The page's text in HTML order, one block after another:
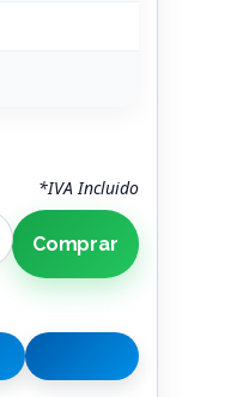
*IVA Incluido
Comprar